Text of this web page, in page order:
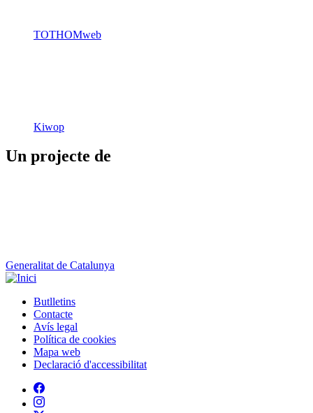
TOTHOMweb
Kiwop
Un projecte de
Generalitat de Catalunya
Peu
Butlletins
Contacte
Avís legal
Política de cookies
Mapa web
Declaració d'accessibilitat